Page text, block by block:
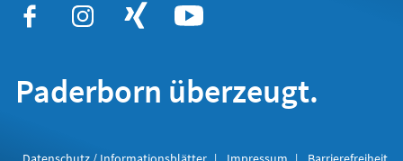
Paderborn überzeugt.